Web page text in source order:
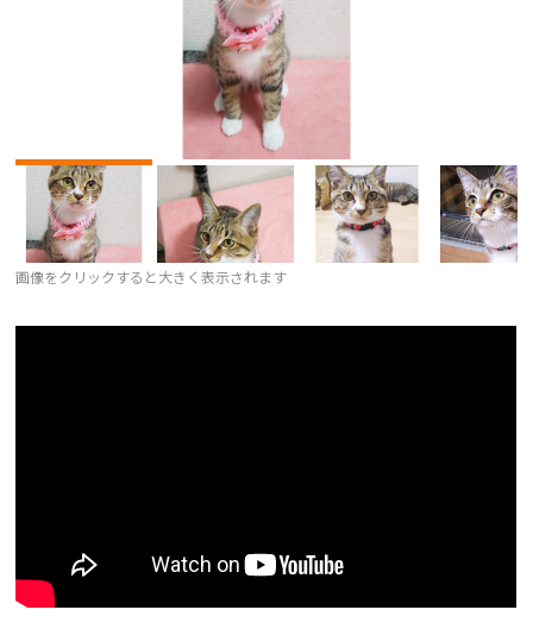
画像をクリックすると大きく表示されます